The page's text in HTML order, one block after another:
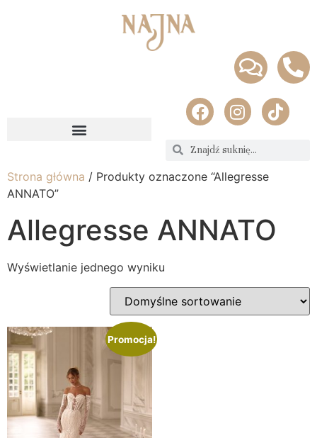
Strona główna / Produkty oznaczone “Allegresse
ANNATO”
Allegresse ANNATO
Wyświetlanie jednego wyniku
Promocja!